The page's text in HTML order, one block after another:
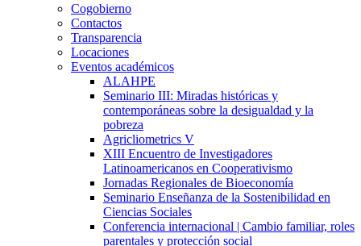
Cogobierno
Contactos
Transparencia
Locaciones
Eventos académicos
ALAHPE
Seminario III: Miradas históricas y
contemporáneas sobre la desigualdad y la
pobreza
Agricliometrics V
XIII Encuentro de Investigadores
Latinoamericanos en Cooperativismo
Jornadas Regionales de Bioeconomía
Seminario Enseñanza de la Sostenibilidad en
Ciencias Sociales
Conferencia internacional | Cambio familiar, roles
parentales y protección social